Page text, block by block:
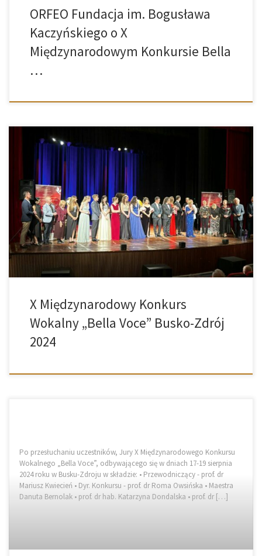
ORFEO Fundacja im. Bogusława
Kaczyńskiego o X
Międzynarodowym Konkursie Bella
…
X Międzynarodowy Konkurs
Wokalny „Bella Voce” Busko-Zdrój
2024
Po przesłuchaniu uczestników, Jury X Międzynarodowego Konkursu
Wokalnego „Bella Voce”, odbywającego się w dniach 17-19 sierpnia
2024 roku w Busku-Zdroju w składzie: • Przewodniczący - prof. dr
Mariusz Kwiecień • Dyr. Konkursu - prof. dr Roma Owsińska • Maestra
Danuta Bernolak • prof. dr hab. Katarzyna Dondalska • prof. dr […]